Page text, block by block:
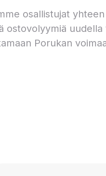
osallistujat
ostovolyymiä uudella
Porukan